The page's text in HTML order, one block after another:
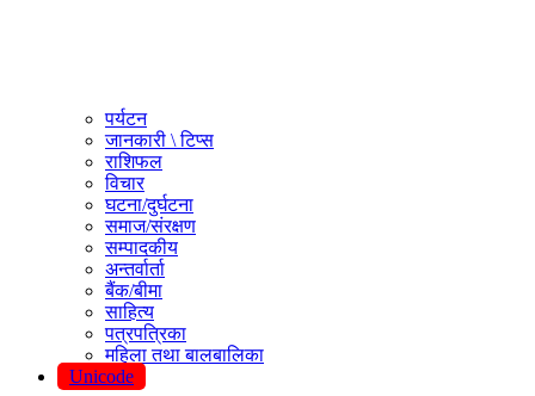
पर्यटन
जानकारी \ टिप्स
राशिफल
विचार
घटना/दुर्घटना
समाज/संरक्षण
सम्पादकीय
अन्तर्वार्ता
बैंक/बीमा
साहित्य
पत्रपत्रिका
महिला तथा बालबालिका
Unicode